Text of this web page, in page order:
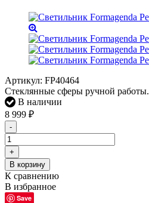
Артикул: FP40464
Стеклянные сферы ручной работы.
В наличии
8 999 ₽
-
+
В корзину
К сравнению
В избранное
Save